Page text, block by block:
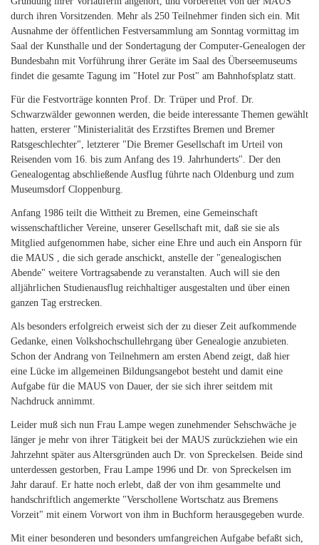
durch ihren Vorsitzenden. Mehr als 250 Teilnehmer finden sich ein. Mit
Ausnahme der öffentlichen Festversammlung am Sonntag vormittag im
Saal der Kunsthalle und der Sondertagung der Computer-Genealogen der
Bundesbahn mit Vorführung ihrer Geräte im Saal des Überseemuseums
findet die gesamte Tagung im "Hotel zur Post" am Bahnhofsplatz statt.
Für die Festvorträge konnten Prof. Dr. Trüper und Prof. Dr.
Schwarzwälder gewonnen werden, die beide interessante Themen gewählt
hatten, ersterer "Ministerialität des Erzstiftes Bremen und Bremer
Ratsgeschlechter", letzterer "Die Bremer Gesellschaft im Urteil von
Reisenden vom 16. bis zum Anfang des 19. Jahrhunderts". Der den
Genealogentag abschließende Ausflug führte nach Oldenburg und zum
Museumsdorf Cloppenburg.
Anfang 1986 teilt die Wittheit zu Bremen, eine Gemeinschaft
wissenschaftlicher Vereine, unserer Gesellschaft mit, daß sie sie als
Mitglied aufgenommen habe, sicher eine Ehre und auch ein Ansporn für
die MAUS , die sich gerade anschickt, anstelle der "genealogischen
Abende" weitere Vortragsabende zu veranstalten. Auch will sie den
alljährlichen Studienausflug reichhaltiger ausgestalten und über einen
ganzen Tag erstrecken.
Als besonders erfolgreich erweist sich der zu dieser Zeit aufkommende
Gedanke, einen Volkshochschullehrgang über Genealogie anzubieten.
Schon der Andrang von Teilnehmern am ersten Abend zeigt, daß hier
eine Lücke im allgemeinen Bildungsangebot besteht und damit eine
Aufgabe für die MAUS von Dauer, der sie sich ihrer seitdem mit
Nachdruck annimmt.
Leider muß sich nun Frau Lampe wegen zunehmender Sehschwäche je
länger je mehr von ihrer Tätigkeit bei der MAUS zurückziehen wie ein
Jahrzehnt später aus Altersgründen auch Dr. von Spreckelsen. Beide sind
unterdessen gestorben, Frau Lampe 1996 und Dr. von Spreckelsen im
Jahr darauf. Er hatte noch erlebt, daß der von ihm gesammelte und
handschriftlich angemerkte "Verschollene Wortschatz aus Bremens
Vorzeit" mit einem Vorwort von ihm in Buchform herausgegeben wurde.
Mit einer besonderen und besonders umfangreichen Aufgabe befaßt sich,